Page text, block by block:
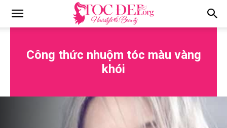
Công thức nhuộm tóc màu vàng
khói